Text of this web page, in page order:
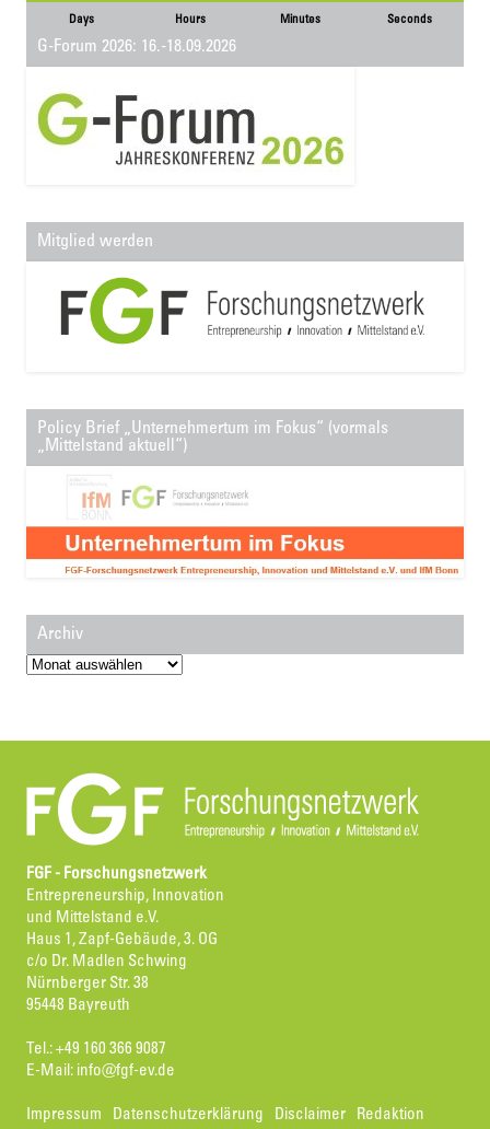
Days Hours Minutes Seconds
G-Forum 2026: 16.-18.09.2026
Mitglied werden
Policy Brief „Unternehmertum im Fokus“ (vormals
„Mittelstand aktuell“)
Archiv
Archiv
FGF - Forschungsnetzwerk
Entrepreneurship, Innovation
und Mittelstand e.V.
Haus 1, Zapf-Gebäude, 3. OG
c/o Dr. Madlen Schwing
Nürnberger Str. 38
95448 Bayreuth
Tel.: +49 160 366 9087
E-Mail: info@fgf-ev.de
Impressum Datenschutzerklärung Disclaimer Redaktion